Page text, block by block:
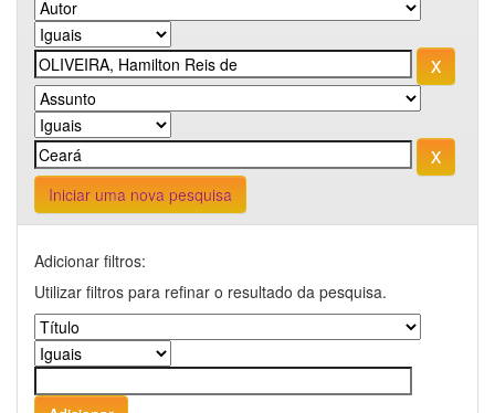
Iniciar uma nova pesquisa
Adicionar filtros:
Utilizar filtros para refinar o resultado da pesquisa.